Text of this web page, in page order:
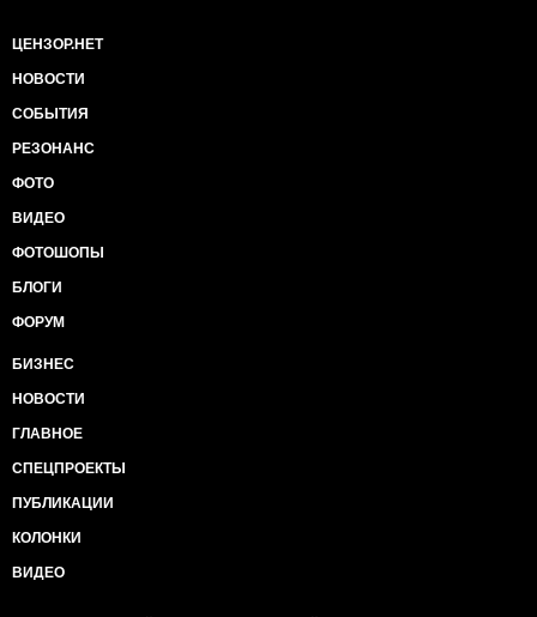
ЦЕНЗОР.НЕТ
НОВОСТИ
СОБЫТИЯ
РЕЗОНАНС
ФОТО
ВИДЕО
ФОТОШОПЫ
БЛОГИ
ФОРУМ
БИЗНЕС
НОВОСТИ
ГЛАВНОЕ
СПЕЦПРОЕКТЫ
ПУБЛИКАЦИИ
КОЛОНКИ
ВИДЕО